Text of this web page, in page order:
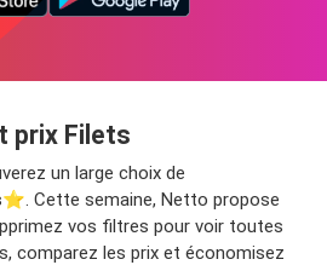
prix Filets
un large choix de
⭐️. Cette semaine, Netto propose
vos filtres pour voir toutes
comparez les prix et économisez